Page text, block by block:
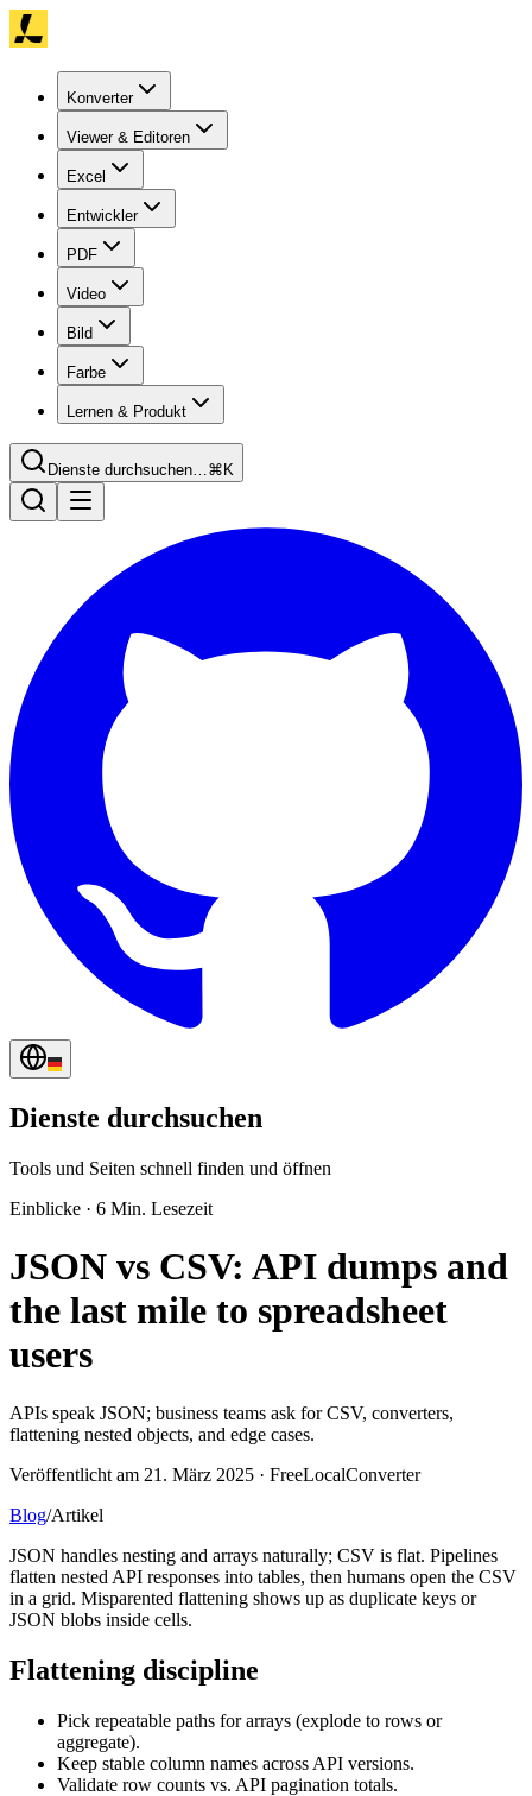
Konverter
Viewer & Editoren
Excel
Entwickler
PDF
Video
Bild
Farbe
Lernen & Produkt
Dienste durchsuchen…⌘K
Dienste durchsuchen
Tools und Seiten schnell finden und öffnen
Einblicke · 6 Min. Lesezeit
JSON vs CSV: API dumps and
the last mile to spreadsheet
users
APIs speak JSON; business teams ask for CSV, converters,
flattening nested objects, and edge cases.
Veröffentlicht am 21. März 2025 · FreeLocalConverter
Blog/Artikel
JSON handles nesting and arrays naturally; CSV is flat. Pipelines
flatten nested API responses into tables, then humans open the CSV
in a grid. Misparented flattening shows up as duplicate keys or
JSON blobs inside cells.
Flattening discipline
Pick repeatable paths for arrays (explode to rows or
aggregate).
Keep stable column names across API versions.
Validate row counts vs. API pagination totals.